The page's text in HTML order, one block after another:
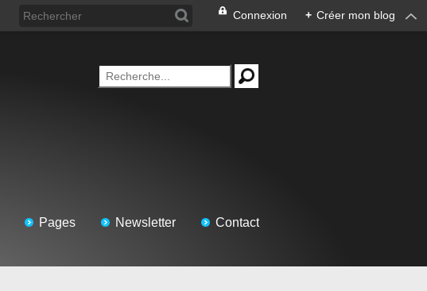
Connexion + Créer mon blog
Pages Newsletter Contact